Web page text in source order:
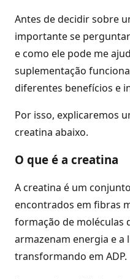
Antes de decidir sobre
importante se
e como ele pode me
suplementação
diferentes benefícios e
Por isso, explicaremos
creatina abaixo.
O que é a creatina
A creatina é um
encontrados em fibras
formação de moléculas
armazenam energia e a
transformando em ADP.